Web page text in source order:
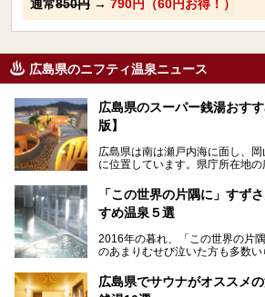
通常850円 → 790円（60円お得！）
広島県のニフティ温泉ニュース
広島県のスーパー銭湯おす
版】
広島県は南は瀬戸内海に面し、
に位置しています。県庁所在地
厳島神社と原爆ドームの2つの
通して多数の観光客が訪れます
や、坂の町・尾道市など、ゆっく
モン、全国にファンが多い広島風
充実。
銭湯をご紹介します。
「この世界の片隅に」すず
すめ温泉５選
2016年の暮れ、「この世界の片
のあまりむせび泣いた方も多数
あの夏のヒロシマを生きた主人
こかに輝きつづけていることをふ
広島県でサウナがオススメ